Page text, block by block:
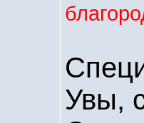
Увы,